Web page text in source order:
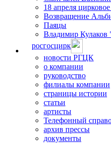
18 апреля
Возвращение
Паяцы
Владимир Кулаков
росгосцирк
новости РГЦК
о компании
руководство
филиалы компании
страницы истории
статьи
артисты
Телефонный
архив прессы
документы